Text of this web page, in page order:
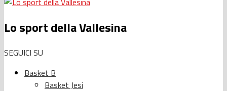
Lo sport della Vallesina
SEGUICI SU
Basket B
Basket Jesi